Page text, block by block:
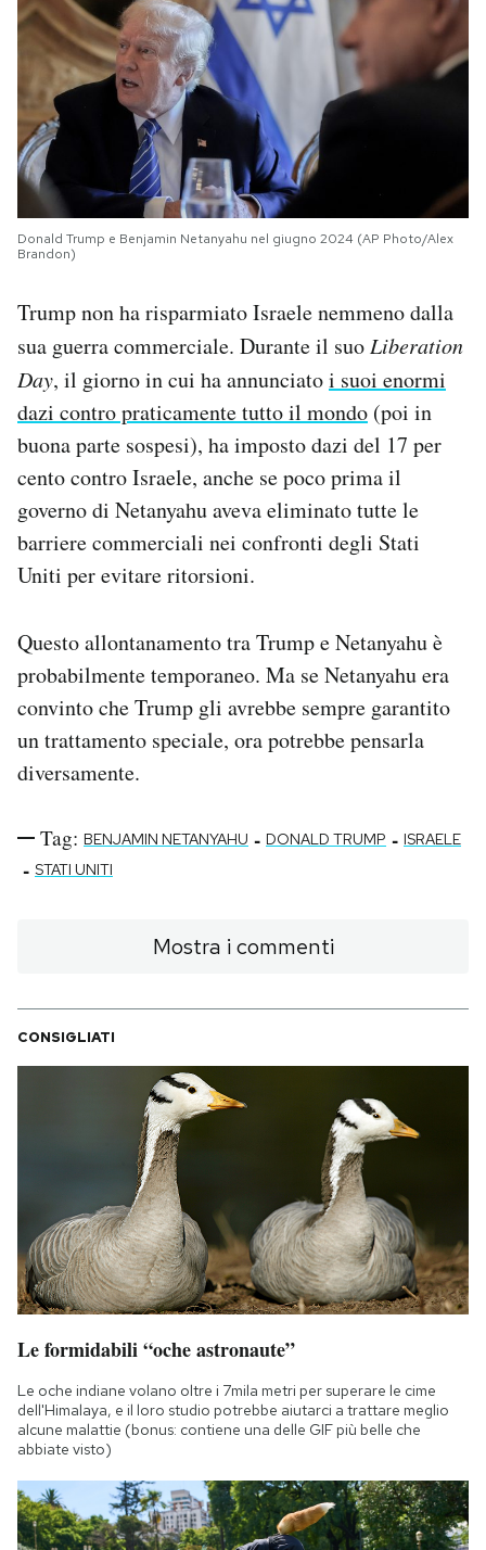
Donald Trump e Benjamin Netanyahu nel giugno 2024 (AP Photo/Alex
Brandon)
Trump non ha risparmiato Israele nemmeno dalla
sua guerra commerciale. Durante il suoLiberation
Day, il giorno in cui ha annunciatoi suoi enormi
dazi contro praticamente tutto il mondo (poi in
buona parte sospesi), ha imposto dazi del 17 per
cento contro Israele, anche se poco prima il
governo di Netanyahu aveva eliminato tutte le
barriere commerciali nei confronti degli Stati
Uniti per evitare ritorsioni.
Questo allontanamento tra Trump e Netanyahu è
probabilmente temporaneo. Ma se Netanyahu era
convinto che Trump gli avrebbe sempre garantito
un trattamento speciale, ora potrebbe pensarla
diversamente.
Tag: BENJAMIN NETANYAHU - DONALD TRUMP - ISRAELE
- STATI UNITI
Mostra i commenti
CONSIGLIATI
Le formidabili “oche astronaute”
Le oche indiane volano oltre i 7mila metri per superare le cime
dell'Himalaya, e il loro studio potrebbe aiutarci a trattare meglio
alcune malattie (bonus: contiene una delle GIF più belle che
abbiate visto)